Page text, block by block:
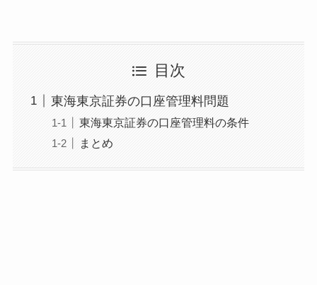
目次
東海東京証券の口座管理料問題
東海東京証券の口座管理料の条件
まとめ